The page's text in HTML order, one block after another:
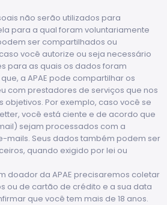
não serão utilizados para
para a qual foram voluntariamente
ser compartilhados ou
você autorize ou seja necessário
para as quais os dados foram
a APAE pode compartilhar os
com prestadores de serviços que nos
objetivos. Por exemplo, caso você se
você está ciente e de acordo que
sejam processados com a
mails. Seus dados também podem ser
quando exigido por lei ou
doador da APAE precisaremos coletar
ou de cartão de crédito e a sua data
que você tem mais de 18 anos.